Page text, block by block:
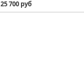
25 700 руб